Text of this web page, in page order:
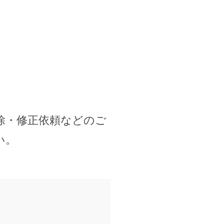
・修正依頼などのご